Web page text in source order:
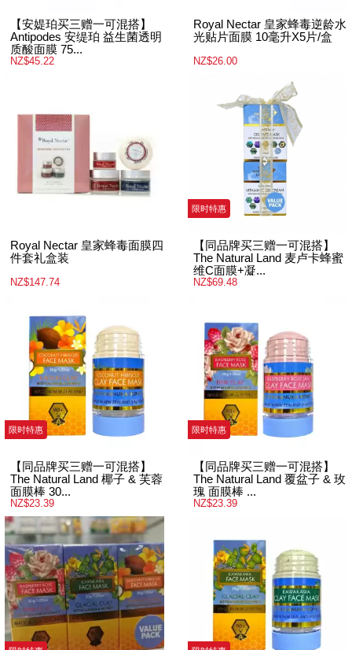
【安媞珀买三赠一可混搭】
Antipodes 安缇珀 益生菌透明
质酸面膜 75...
NZ$45.22
Royal Nectar 皇家蜂毒逆龄水
光贴片面膜 10毫升X5片/盒
NZ$26.00
Royal Nectar 皇家蜂毒面膜四
件套礼盒装
NZ$147.74
限时特惠
【同品牌买三赠一可混搭】
The Natural Land 麦卢卡蜂蜜
维C面膜+凝...
NZ$69.48
限时特惠
【同品牌买三赠一可混搭】
The Natural Land 椰子 & 芙蓉
面膜棒 30...
NZ$23.39
限时特惠
【同品牌买三赠一可混搭】
The Natural Land 覆盆子 & 玫
瑰 面膜棒 ...
NZ$23.39